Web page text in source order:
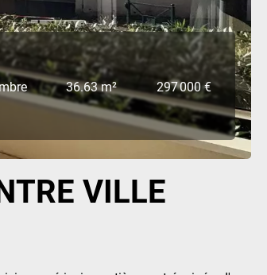
36.63 m² 297 000 €
VILLE